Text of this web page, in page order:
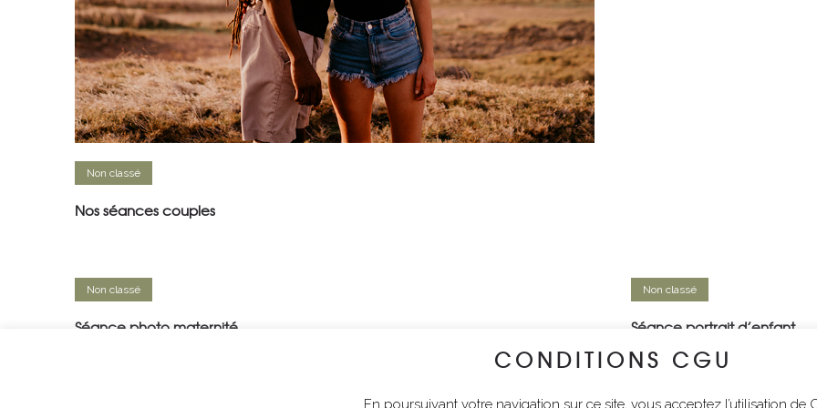
Non classé
Nos séances couples
Non classé
Séance photo maternité
Non classé
Séance portrait d’enfant
CONDITIONS CGU
En poursuivant votre navigation sur ce site, vous acceptez l’utilisation de